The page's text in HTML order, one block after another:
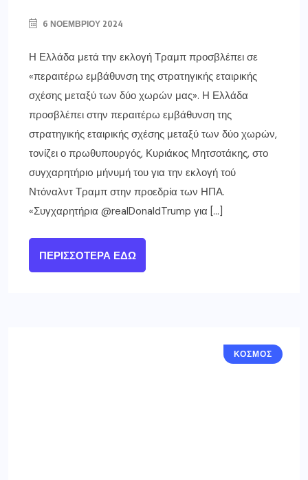
6 ΝΟΕΜΒΡΊΟΥ 2024
Η Ελλάδα μετά την εκλογή Τραμπ προσβλέπει σε
«περαιτέρω εμβάθυνση της στρατηγικής εταιρικής
σχέσης μεταξύ των δύο χωρών μας». Η Ελλάδα
προσβλέπει στην περαιτέρω εμβάθυνση της
στρατηγικής εταιρικής σχέσης μεταξύ των δύο χωρών,
τονίζει ο πρωθυπουργός, Κυριάκος Μητσοτάκης, στο
συγχαρητήριo μήνυμή του για την εκλογή τού
Ντόναλντ Τραμπ στην προεδρία των ΗΠΑ.
«Συγχαρητήρια @realDonaldTrump για […]
ΠΕΡΙΣΣΌΤΕΡΑ ΕΔΏ
ΚΟΣΜΟΣ